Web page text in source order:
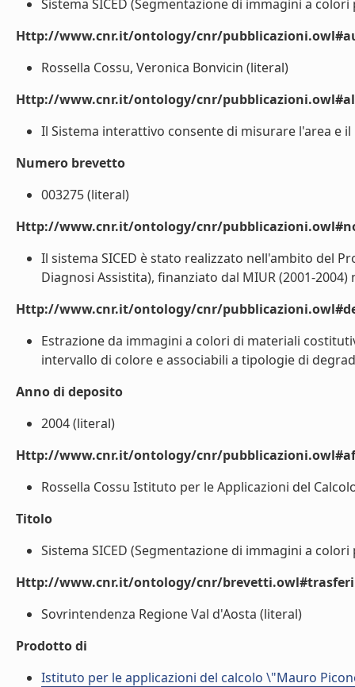
Sistema SICED (Segmentazione di immagini a
Http://www.cnr.it/ontology/cnr/
Rossella Cossu, Veronica Bonvicin (literal)
Http://www.cnr.it/ontology/cnr/
Il Sistema interattivo consente di misurare l'area e
Numero brevetto
003275 (literal)
Http://www.cnr.it/ontology/cnr/
Il sistema SICED è stato realizzato nell'ambito del
Diagnosi Assistita), finanziato dal MIUR (2001-
Http://www.cnr.it/ontology/cnr/
Estrazione da immagini a colori di materiali
intervallo di colore e associabili a tipologie di
Anno di deposito
2004 (literal)
Http://www.cnr.it/ontology/cnr/
Rossella Cossu Istituto per le Applicazioni del
Titolo
Sistema SICED (Segmentazione di immagini a
Http://www.cnr.it/ontology/cnr/
Sovrintendenza Regione Val d'Aosta (literal)
Prodotto di
Istituto per le applicazioni del calcolo \"Mauro